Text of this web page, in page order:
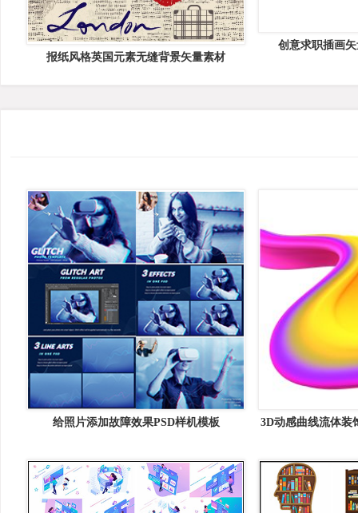
报纸风格英国元素无缝背景矢量素材
创意求职插画
给照片添加故障效果PSD样机模板 3D动感曲线流体装